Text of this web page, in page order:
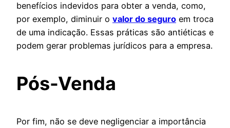
benefícios indevidos para obter a venda, como,
por exemplo, diminuir o valor do seguro em troca
de uma indicação. Essas práticas são antiéticas e
podem gerar problemas jurídicos para a empresa.
Pós-Venda
Por fim, não se deve negligenciar a importância